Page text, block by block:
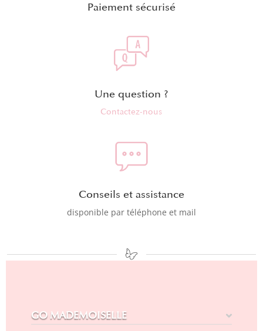
Paiement sécurisé
Une question ?
Contactez-nous
Conseils et assistance
disponible par téléphone et mail
GO MADEMOISELLE